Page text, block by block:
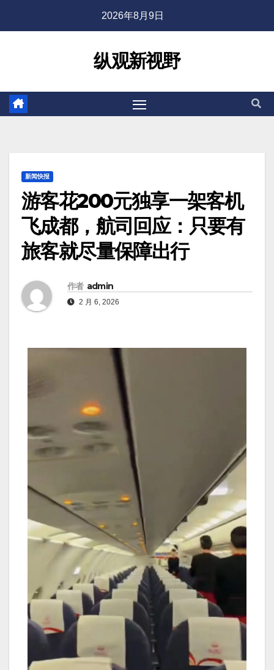
2026年8月9日
纵观新视野
新闻快报
游客花200元独享一架客机
飞成都，航司回应：只要有
旅客就尽量保障出行
作者 admin
2 月 6, 2026